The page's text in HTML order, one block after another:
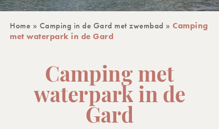
Home » Camping in de Gard met zwembad »Camping
met waterpark in de Gard
Camping met
waterpark in de
Gard